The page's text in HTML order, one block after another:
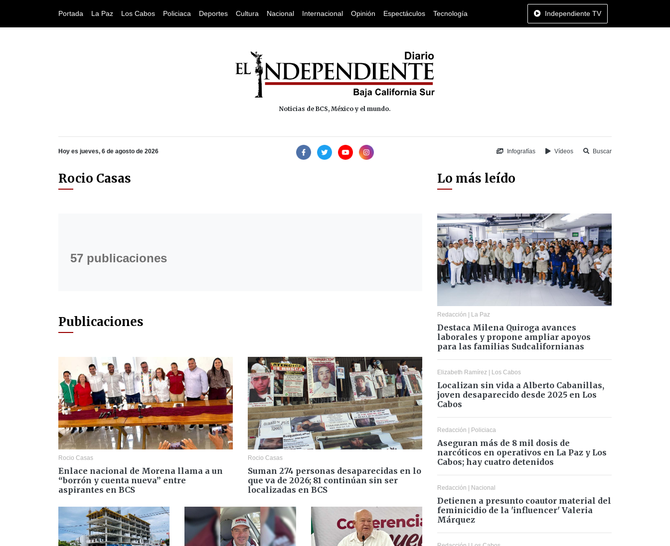
Portada La Paz Los Cabos Policiaca Deportes Cultura Nacional Internacional Opinión Espectáculos Tecnología Independiente TV
Noticias de BCS, México y el mundo.
Hoy es jueves, 6 de agosto de 2026 Infografías Vídeos Buscar
Rocio Casas
57 publicaciones
Publicaciones
Rocio Casas
Enlace nacional de Morena llama a un
“borrón y cuenta nueva” entre
aspirantes en BCS
Rocio Casas
Suman 274 personas desaparecidas en lo
que va de 2026; 81 continúan sin ser
localizadas en BCS
Lo más leído
Redacción | La Paz
Destaca Milena Quiroga avances
laborales y propone ampliar apoyos
para las familias Sudcalifornianas
Elizabeth Ramírez | Los Cabos
Localizan sin vida a Alberto Cabanillas,
joven desaparecido desde 2025 en Los
Cabos
Redacción | Policiaca
Aseguran más de 8 mil dosis de
narcóticos en operativos en La Paz y Los
Cabos; hay cuatro detenidos
Redacción | Nacional
Detienen a presunto coautor material del
feminicidio de la 'influencer' Valeria
Márquez